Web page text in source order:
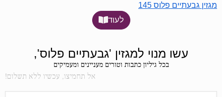
מגזין גבעתיים פלוס 145
לעוד
עשו מנוי למגזין 'גבעתיים פלוס',
בכל גיליון כתבות וטורים מעניינים ומעמיקים
אל תחמיצו, עכשיו ללא תשלום!